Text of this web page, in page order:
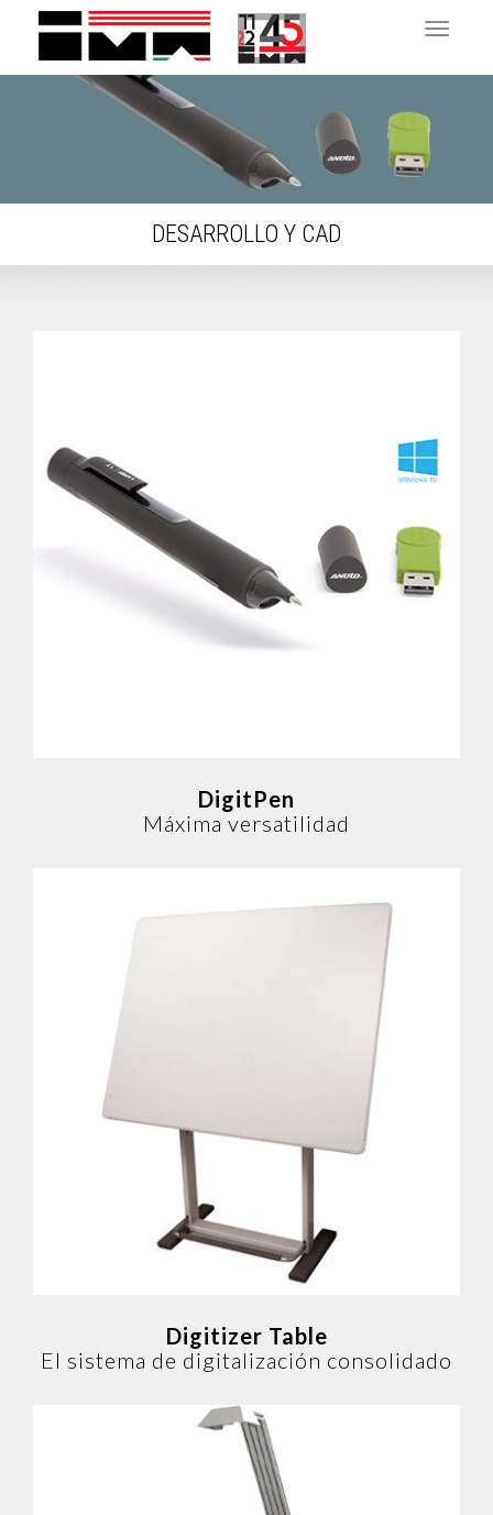
Toggle
DESARROLLO Y CAD
DigitPen
Máxima versatilidad
DigitPen
Máxima versatilidad
El sistema de digitalización
Digitizer Table
El sistema de digitalización consolidado